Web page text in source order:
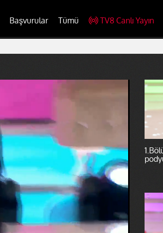
Başvurular Tümü TV8 Canlı Yayın